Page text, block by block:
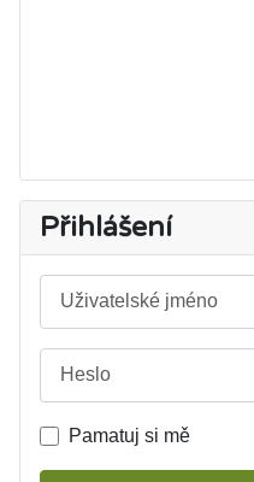
Přihlášení
Uživatelské jméno
Pamatuj si mě